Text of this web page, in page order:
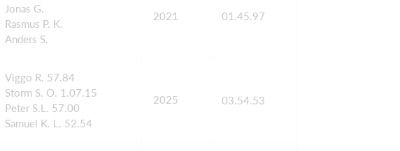
Jonas G.
Rasmus P. K.
Anders S.
2021 01.45.97
Viggo R. 57.84
Storm S. O. 1.07.15
Peter S.L. 57.00
Samuel K. L. 52.54
2025 03.54.53